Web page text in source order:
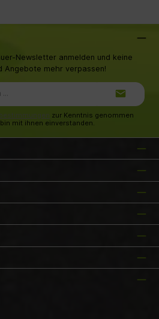
Heimtierbedarf und
Newsletter anmelden und keine
Angebote mehr verpassen!
Mail-
zur Kenntnis genommen
mit ihnen einverstanden.